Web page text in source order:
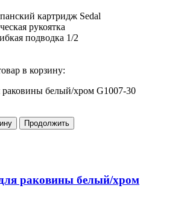
картридж Sedal
рукоятка
подводка 1/2
в корзину:
раковины белый/хром G1007-30
Продолжить
раковины белый/хром